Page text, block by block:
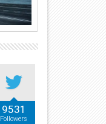
9531
Followers